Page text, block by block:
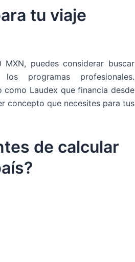
tu viaje
puedes considerar buscar
programas profesionales.
Laudex que financia desde
concepto que necesites para tus
de calcular